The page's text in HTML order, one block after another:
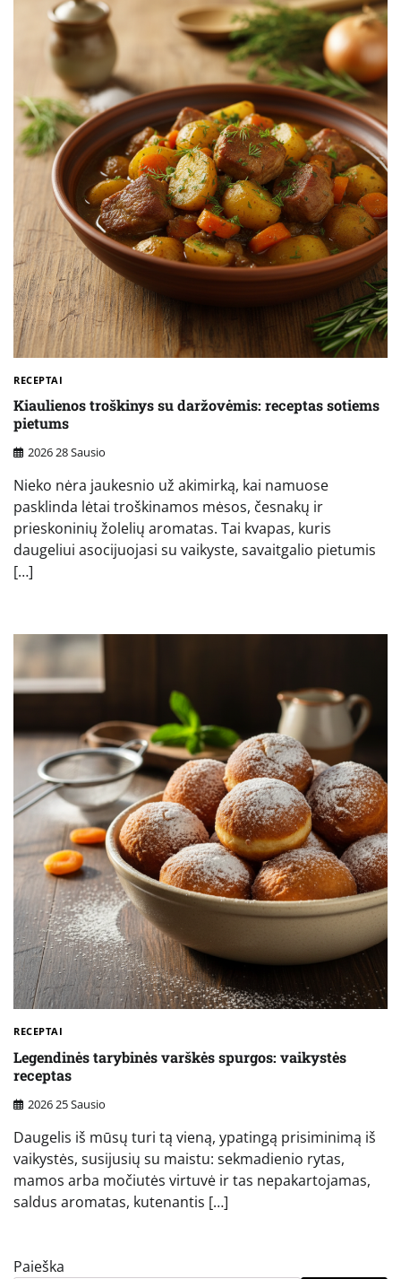
RECEPTAI
Kiaulienos troškinys su daržovėmis: receptas sotiems
pietums
2026 28 Sausio
Nieko nėra jaukesnio už akimirką, kai namuose
pasklinda lėtai troškinamos mėsos, česnakų ir
prieskoninių žolelių aromatas. Tai kvapas, kuris
daugeliui asocijuojasi su vaikyste, savaitgalio pietumis
[…]
RECEPTAI
Legendinės tarybinės varškės spurgos: vaikystės
receptas
2026 25 Sausio
Daugelis iš mūsų turi tą vieną, ypatingą prisiminimą iš
vaikystės, susijusių su maistu: sekmadienio rytas,
mamos arba močiutės virtuvė ir tas nepakartojamas,
saldus aromatas, kutenantis […]
Paieška